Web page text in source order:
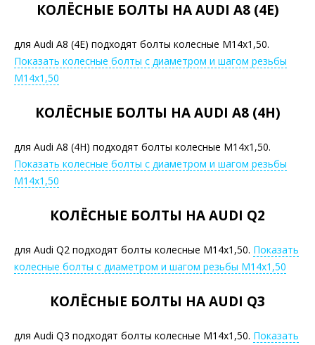
КОЛЁСНЫЕ БОЛТЫ НА AUDI A8 (4E)
для Audi A8 (4E) подходят болты колесные М14х1,50.
Показать колесные болты с диаметром и шагом резьбы
М14х1,50
КОЛЁСНЫЕ БОЛТЫ НА AUDI A8 (4H)
для Audi A8 (4H) подходят болты колесные М14х1,50.
Показать колесные болты с диаметром и шагом резьбы
М14х1,50
КОЛЁСНЫЕ БОЛТЫ НА AUDI Q2
для Audi Q2 подходят болты колесные М14х1,50. Показать
колесные болты с диаметром и шагом резьбы М14х1,50
КОЛЁСНЫЕ БОЛТЫ НА AUDI Q3
для Audi Q3 подходят болты колесные М14х1,50. Показать